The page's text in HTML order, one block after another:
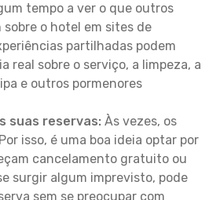
tempo a ver o que outros
sobre o hotel em sites de
partilhadas podem
real sobre o serviço, a limpeza, a
e outros pormenores
suas reservas: Às vezes, os
isso, é uma boa ideia optar por
cancelamento gratuito ou
surgir algum imprevisto, pode
sem se preocupar com